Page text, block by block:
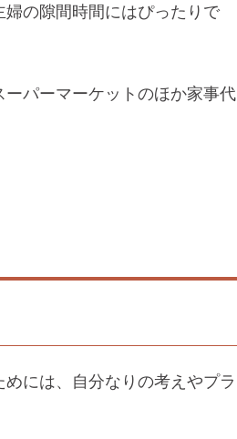
の隙間時間にはぴったりで
パーマーケットのほか家事代
には、自分なりの考えやプラ